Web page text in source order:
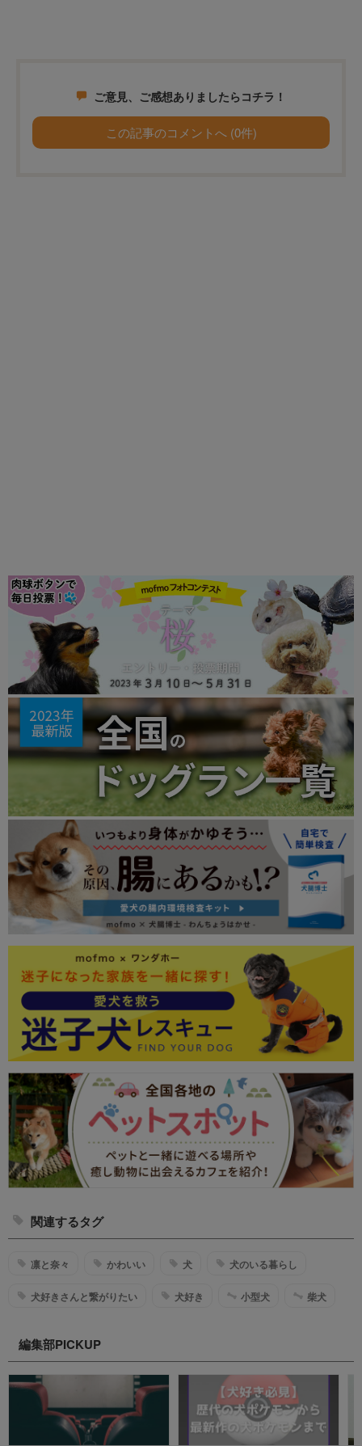
ご意見、ご感想ありましたらコチラ！
この記事のコメントへ (0件)
関連するタグ
凛と奈々 かわいい 犬 犬のいる暮らし
犬好きさんと繋がりたい 犬好き 小型犬 柴犬
編集部PICKUP